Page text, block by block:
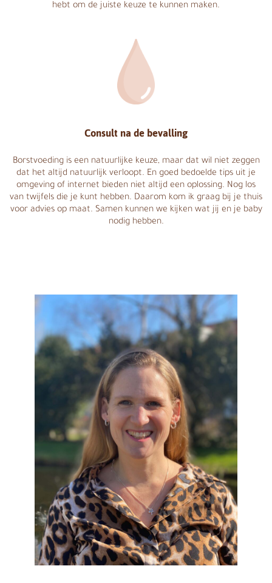
hebt om de juiste keuze te kunnen maken.
Consult na de bevalling
Borstvoeding is een natuurlijke keuze, maar dat wil niet zeggen
dat het altijd natuurlijk verloopt. En goed bedoelde tips uit je
omgeving of internet bieden niet altijd een oplossing. Nog los
van twijfels die je kunt hebben. Daarom kom ik graag bij je thuis
voor advies op maat. Samen kunnen we kijken wat jij en je baby
nodig hebben.